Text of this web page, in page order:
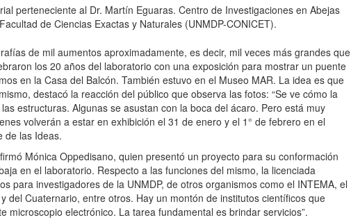
perteneciente al Dr. Martín Eguaras. Centro de Investigaciones en Abejas
de Ciencias Exactas y Naturales (UNMDP-CONICET).
de mil aumentos aproximadamente, es decir, mil veces más grandes que
los 20 años del laboratorio con una exposición para mostrar un puente
en la Casa del Balcón. También estuvo en el Museo MAR. La idea es que
destacó la reacción del público que observa las fotos: “Se ve cómo la
estructuras. Algunas se asustan con la boca del ácaro. Pero está muy
volverán a estar en exhibición el 31 de enero y el 1° de febrero en el
de las Ideas.
Mónica Oppedisano, quien presentó un proyecto para su conformación
en el laboratorio. Respecto a las funciones del mismo, la licenciada
para investigadores de la UNMDP, de otros organismos como el INTEMA, el
del Cuaternario, entre otros. Hay un montón de institutos científicos que
microscopio electrónico. La tarea fundamental es brindar servicios”.